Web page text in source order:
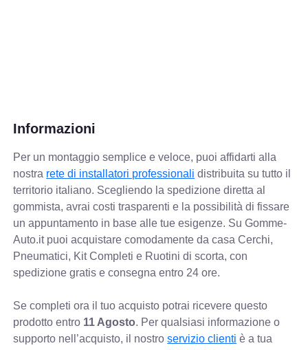
Informazioni
Per un montaggio semplice e veloce, puoi affidarti alla
nostra rete di installatori professionali distribuita su tutto il
territorio italiano. Scegliendo la spedizione diretta al
gommista, avrai costi trasparenti e la possibilità di fissare
un appuntamento in base alle tue esigenze. Su Gomme-
Auto.it puoi acquistare comodamente da casa Cerchi,
Pneumatici, Kit Completi e Ruotini di scorta, con
spedizione gratis e consegna entro 24 ore.
Se completi ora il tuo acquisto potrai ricevere questo
prodotto entro 11 Agosto. Per qualsiasi informazione o
supporto nell’acquisto, il nostroservizio clienti è a tua